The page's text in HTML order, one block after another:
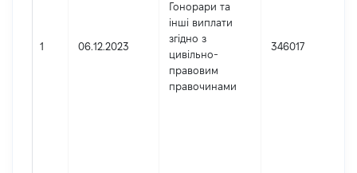
1 06.12.2023
Гонорари та
інші виплати
згідно з
цивільно-
правовим
правочинами
346017